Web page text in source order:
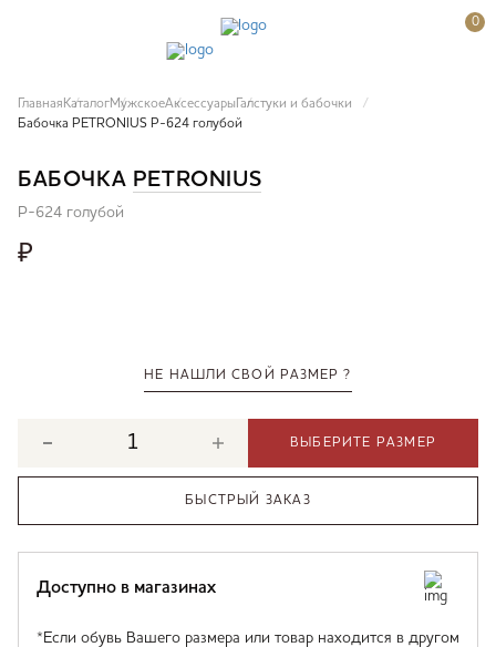
0
Главная КаталогМужскоеАксессуары Галстуки и бабочки
Бабочка PETRONIUS P-624 голубой
БАБОЧКА PETRONIUS
P-624 голубой
₽
НЕ НАШЛИ СВОЙ РАЗМЕР ?
ВЫБЕРИТЕ РАЗМЕР
БЫСТРЫЙ ЗАКАЗ
Доступно в магазинах
*Если обувь Вашего размера или товар находится в другом